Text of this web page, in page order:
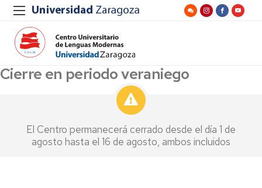
Cierre en periodo veraniego
El Centro permanecerá cerrado desde el día 1 de
agosto hasta el 16 de agosto, ambos incluidos